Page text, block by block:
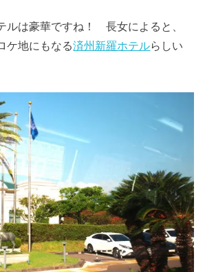
ルは豪華ですね！ 長女によると、
ケ地にもなる済州新羅ホテルらしい